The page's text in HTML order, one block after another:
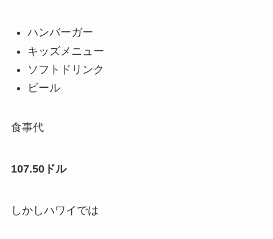
ハンバーガー
キッズメニュー
ソフトドリンク
ビール
食事代
107.50ドル
しかしハワイでは